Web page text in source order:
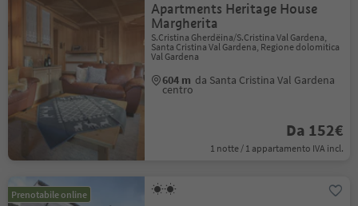
Apartments Heritage House
Margherita
S.Cristina Gherdëina/S.Cristina Val Gardena,
Santa Cristina Val Gardena, Regione dolomitica
Val Gardena
604 m da Santa Cristina Val Gardena
centro
Da 152€
1 notte / 1 appartamento IVA incl.
Prenotabile online